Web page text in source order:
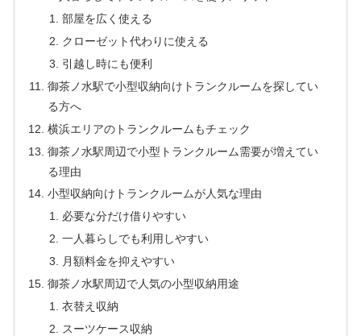
部屋を広く使える
クローゼット代わりに使える
引越し時にも便利
御茶ノ水駅で小型収納向けトランクルームを探してい
る方へ
横浜エリアのトランクルームもチェック
御茶ノ水駅周辺で小型トランクルーム需要が増えてい
る理由
小型収納向けトランクルームが人気な理由
必要な分だけ借りやすい
一人暮らしでも利用しやすい
月額料金を抑えやすい
御茶ノ水駅周辺で人気の小型収納用途
衣替え収納
スーツケース収納